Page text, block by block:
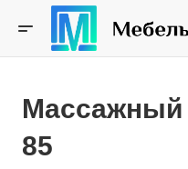
Массажный
85